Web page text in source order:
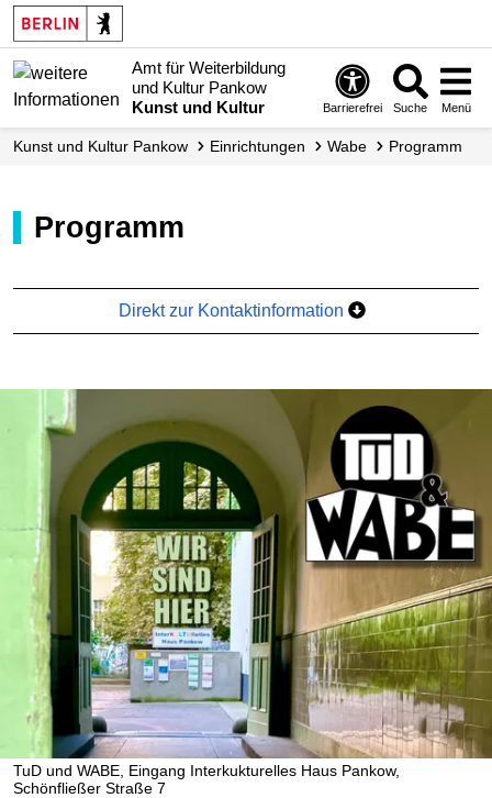
Amt für Weiterbildung
und Kultur Pankow
Kunst und Kultur
Barrierefrei Suche Menü
Kunst und Kultur Pankow Einrichtungen Wabe Programm
Programm
Direkt zur Kontaktinformation
TuD und WABE, Eingang Interkukturelles Haus Pankow,
Schönfließer Straße 7